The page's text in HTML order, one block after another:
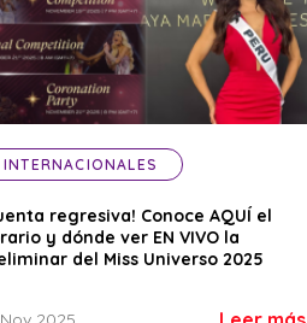
INTERNACIONALES
regresiva! Conoce AQUÍ el
y dónde ver EN VIVO la
del Miss Universo 2025